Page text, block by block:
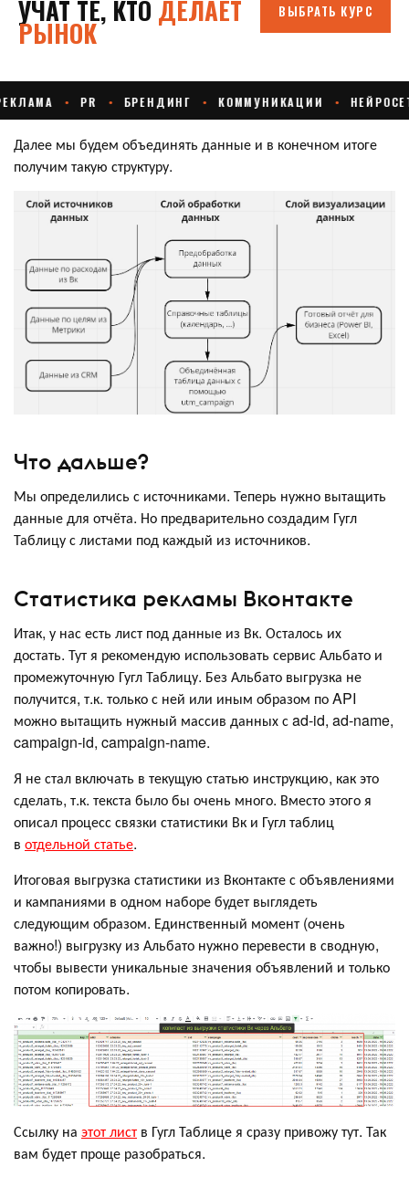
Далее мы будем объединять данные и в конечном итоге
получим такую структуру.
Что дальше?
Мы определились с источниками. Теперь нужно вытащить
данные для отчёта. Но предварительно создадим Гугл
Таблицу с листами под каждый из источников.
Статистика рекламы Вконтакте
Итак, у нас есть лист под данные из Вк. Осталось их
достать. Тут я рекомендую использовать сервис Альбато и
промежуточную Гугл Таблицу. Без Альбато выгрузка не
получится, т.к. только с ней или иным образом по API
можно вытащить нужный массив данных с ad-id, ad-name,
campaign-id, campaign-name.
Я не стал включать в текущую статью инструкцию, как это
сделать, т.к. текста было бы очень много. Вместо этого я
описал процесс связки статистики Вк и Гугл таблиц
в отдельной статье.
Итоговая выгрузка статистики из Вконтакте с объявлениями
и кампаниями в одном наборе будет выглядеть
следующим образом. Единственный момент (очень
важно!) выгрузку из Альбато нужно перевести в сводную,
чтобы вывести уникальные значения объявлений и только
потом копировать.
Ссылку на этот лист в Гугл Таблице я сразу привожу тут. Так
вам будет проще разобраться.